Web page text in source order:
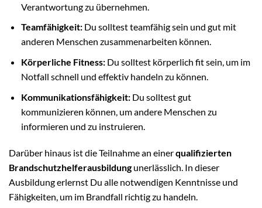
Verantwortung zu übernehmen.
Teamfähigkeit:Du solltest teamfähig sein und gut mit
anderen Menschen zusammenarbeiten können.
Körperliche Fitness:Du solltest körperlich fit sein, um im
Notfall schnell und effektiv handeln zu können.
Kommunikationsfähigkeit:Du solltest gut
kommunizieren können, um andere Menschen zu
informieren und zu instruieren.
Darüber hinaus ist die Teilnahme an einerqualifizierten
Brandschutzhelferausbildungunerlässlich. In dieser
Ausbildung erlernst Du alle notwendigen Kenntnisse und
Fähigkeiten, um im Brandfall richtig zu handeln.